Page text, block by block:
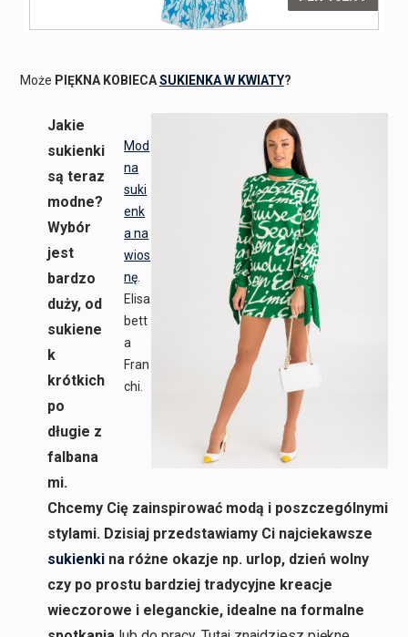
Może PIĘKNA KOBIECASUKIENKA W KWIATY?
Mod
na
suki
enk
a na
wios
nę
Elisa
bett
a
Fran
chi.
Jakie
sukienki
są teraz
modne?
Wybór
jest
bardzo
duży, od
sukiene
k
krótkich
po
długie z
falbana
mi.
Chcemy Cię zainspirować modą i poszczególnymi
stylami. Dzisiaj przedstawiamy Ci najciekawsze
sukienkina różne okazje np. urlop, dzień wolny
czy po prostu bardziej tradycyjne kreacje
wieczorowe i eleganckie, idealne na formalne